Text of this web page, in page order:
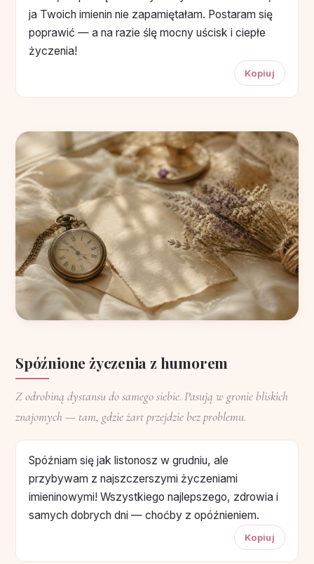
ja Twoich imienin nie zapamiętałam. Postaram się
poprawić — a na razie ślę mocny uścisk i ciepłe
życzenia!
Kopiuj
Spóźnione życzenia z humorem
Z odrobiną dystansu do samego siebie. Pasują w gronie bliskich
znajomych — tam, gdzie żart przejdzie bez problemu.
Spóźniam się jak listonosz w grudniu, ale
przybywam z najszczerszymi życzeniami
imieninowymi! Wszystkiego najlepszego, zdrowia i
samych dobrych dni — choćby z opóźnieniem.
Kopiuj